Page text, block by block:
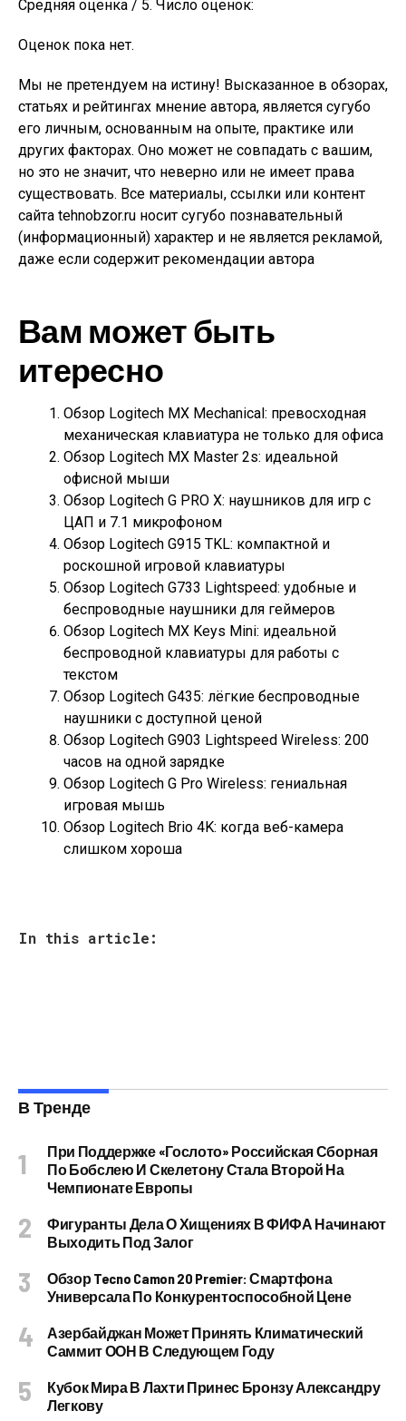
Средняя оценка / 5. Число оценок:
Оценок пока нет.
Мы не претендуем на истину! Высказанное в обзорах,
статьях и рейтингах мнение автора, является сугубо
его личным, основанным на опыте, практике или
других факторах. Оно может не совпадать с вашим,
но это не значит, что неверно или не имеет права
существовать. Все материалы, ссылки или контент
сайта tehnobzor.ru носит сугубо познавательный
(информационный) характер и не является рекламой,
даже если содержит рекомендации автора
Вам может быть
итересно
Обзор Logitech MX Mechanical: превосходная
механическая клавиатура не только для офиса
Обзор Logitech MX Master 2s: идеальной
офисной мыши
Обзор Logitech G PRO X: наушников для игр с
ЦАП и 7.1 микрофоном
Обзор Logitech G915 TKL: компактной и
роскошной игровой клавиатуры
Обзор Logitech G733 Lightspeed: удобные и
беспроводные наушники для геймеров
Обзор Logitech MX Keys Mini: идеальной
беспроводной клавиатуры для работы с
текстом
Обзор Logitech G435: лёгкие беспроводные
наушники с доступной ценой
Обзор Logitech G903 Lightspeed Wireless: 200
часов на одной зарядке
Обзор Logitech G Pro Wireless: гениальная
игровая мышь
Обзор Logitech Brio 4K: когда веб-камера
слишком хороша
In this article:
В Тренде
При Поддержке «Гослото» Российская Сборная
По Бобслею И Скелетону Стала Второй На
Чемпионате Европы
Фигуранты Дела О Хищениях В ФИФА Начинают
Выходить Под Залог
Обзор Tecno Camon 20 Premier: Смартфона
Универсала По Конкурентоспособной Цене
Азербайджан Может Принять Климатический
Саммит ООН В Следующем Году
Кубок Мира В Лахти Принес Бронзу Александру
Легкову